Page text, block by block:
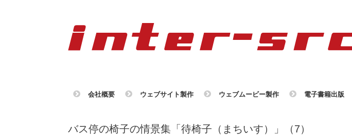
会社概要 ウェブサイト製作 ウェブムービー製作 電子書籍出版
バス停の椅子の情景集「待椅子（まちいす）」（7）